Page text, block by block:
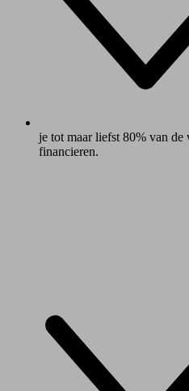
je tot maar liefst 80% van
financieren.